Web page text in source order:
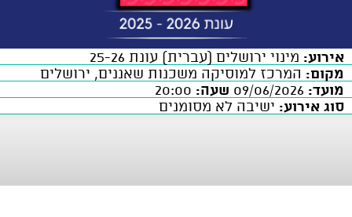
אירוע: מינוי ירושלים (עברית) עונת 25-26
מקום: המרכז למוסיקה משכנות שאננים, ירושלים
מועד:
שעה:
סוג אירוע: ישיבה לא מסומנים